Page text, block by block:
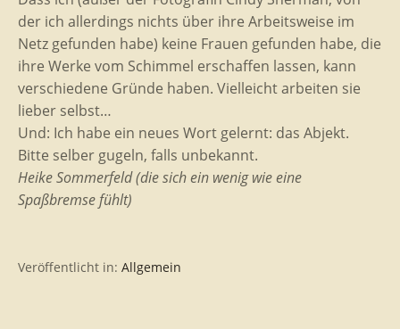
der ich allerdings nichts über ihre Arbeitsweise im
Netz gefunden habe) keine Frauen gefunden habe, die
ihre Werke vom Schimmel erschaffen lassen, kann
verschiedene Gründe haben. Vielleicht arbeiten sie
lieber selbst…
Und: Ich habe ein neues Wort gelernt: das Abjekt.
Bitte selber gugeln, falls unbekannt.
Heike Sommerfeld (die sich ein wenig wie eine
Spaßbremse fühlt)
Veröffentlicht in: Allgemein